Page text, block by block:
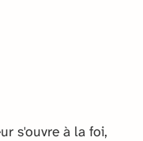
s'ouvre à la foi,